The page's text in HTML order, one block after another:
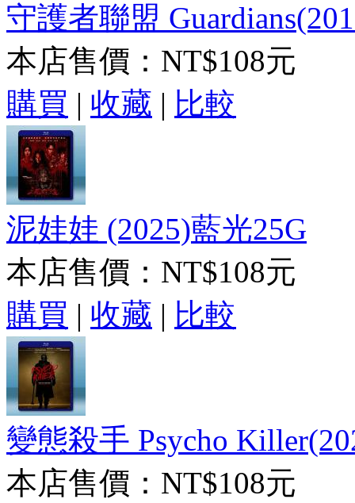
守護者聯盟
本店售價： NT$108元
購買 | 收藏 | 比較
泥娃娃 (2025)藍光25G
本店售價： NT$108元
購買 | 收藏 | 比較
變態殺手 Psycho
本店售價： NT$108元